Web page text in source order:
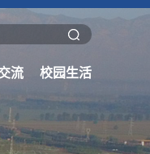
流 校园生活